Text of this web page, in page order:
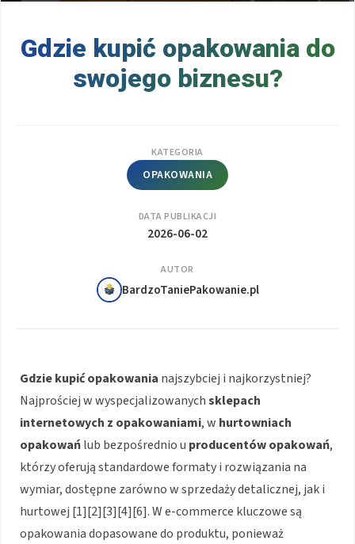
Gdzie kupić opakowania do
swojego biznesu?
KATEGORIA
OPAKOWANIA
DATA PUBLIKACJI
2026-06-02
AUTOR
BardzoTaniePakowanie.pl
Gdzie kupić opakowania najszybciej i najkorzystniej?
Najprościej w wyspecjalizowanychsklepach
internetowych z opakowaniami, w hurtowniach
opakowańlub bezpośrednio u producentów opakowań,
którzy oferują standardowe formaty i rozwiązania na
wymiar, dostępne zarówno w sprzedaży detalicznej, jak i
hurtowej [1][2][3][4][6]. W e-commerce kluczowe są
opakowania dopasowane do produktu, ponieważ